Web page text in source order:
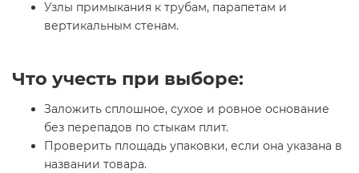
Узлы примыкания к трубам, парапетам и
вертикальным стенам.
Что учесть при выборе:
Заложить сплошное, сухое и ровное основание
без перепадов по стыкам плит.
Проверить площадь упаковки, если она указана в
названии товара.